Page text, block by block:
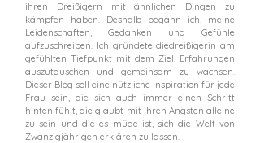
ihren Dreißigern mit ähnlichen Dingen zu
kämpfen haben. Deshalb begann ich, meine
Leidenschaften, Gedanken und Gefühle
aufzuschreiben. Ich gründete diedreißigerin am
gefühlten Tiefpunkt mit dem Ziel, Erfahrungen
auszutauschen und gemeinsam zu wachsen.
Dieser Blog soll eine nützliche Inspiration für jede
Frau sein, die sich auch immer einen Schritt
hinten fühlt, die glaubt mit ihren Ängsten alleine
zu sein und die es müde ist, sich die Welt von
Zwanzigjährigen erklären zu lassen.